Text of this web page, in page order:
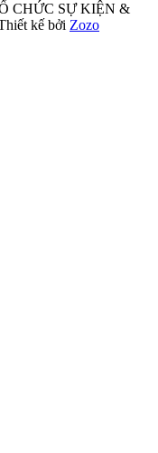
CHỨC SỰ KIỆN &
kế bởi Zozo